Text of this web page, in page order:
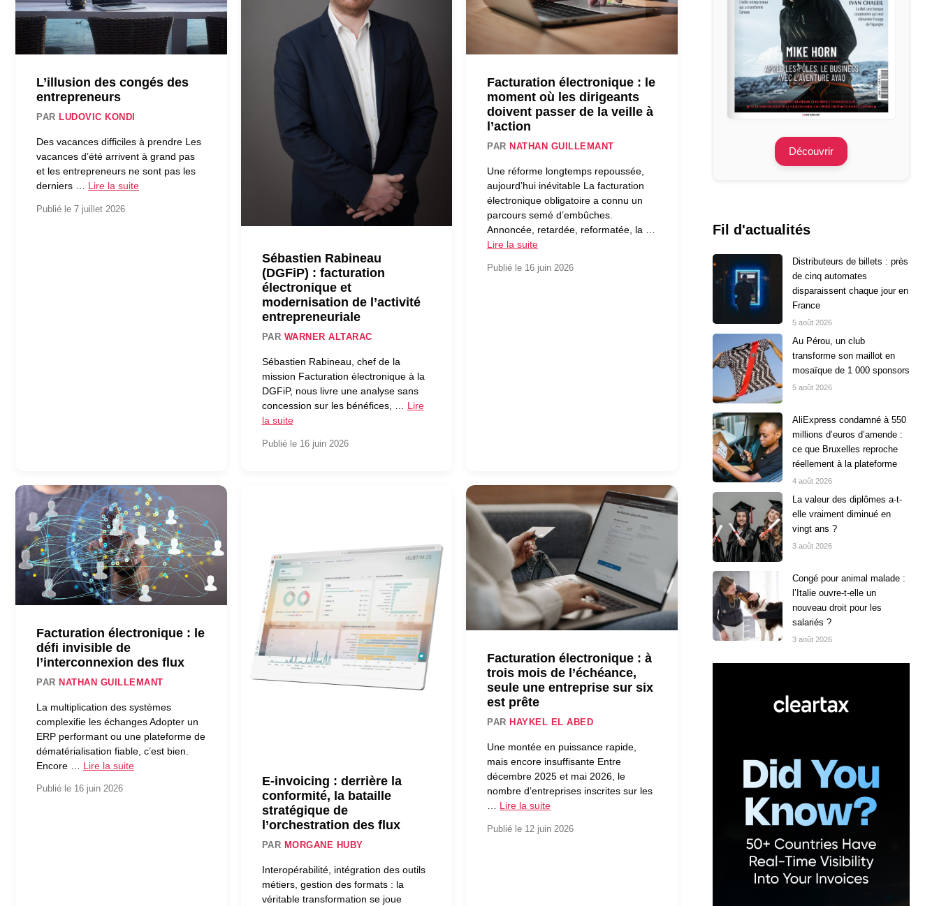
L’illusion des congés des
entrepreneurs
PAR LUDOVIC KONDI
Des vacances difficiles à prendre Les
vacances d’été arrivent à grand pas
et les entrepreneurs ne sont pas les
derniers … Lire la suite
Publié le 7 juillet 2026
Sébastien Rabineau
(DGFiP) : facturation
électronique et
modernisation de l’activité
entrepreneuriale
PAR WARNER ALTARAC
Sébastien Rabineau, chef de la
mission Facturation électronique à la
DGFiP, nous livre une analyse sans
concession sur les bénéfices, … Lire
la suite
Publié le 16 juin 2026
Facturation électronique : le
moment où les dirigeants
doivent passer de la veille à
l’action
PAR NATHAN GUILLEMANT
Une réforme longtemps repoussée,
aujourd’hui inévitable La facturation
électronique obligatoire a connu un
parcours semé d’embûches.
Annoncée, retardée, reformatée, la …
Lire la suite
Publié le 16 juin 2026
Facturation électronique : le
défi invisible de
l’interconnexion des flux
PARNATHAN GUILLEMANT
La multiplication des systèmes
complexifie les échanges Adopter un
ERP performant ou une plateforme de
dématérialisation fiable, c’est bien.
Encore … Lire la suite
Publié le 16 juin 2026
E-invoicing : derrière la
conformité, la bataille
stratégique de
l’orchestration des flux
PAR MORGANE HUBY
Interopérabilité, intégration des outils
métiers, gestion des formats : la
véritable transformation se joue
Facturation électronique : à
trois mois de l’échéance,
seule une entreprise sur six
est prête
PAR HAYKEL EL ABED
Une montée en puissance rapide,
mais encore insuffisante Entre
décembre 2025 et mai 2026, le
nombre d’entreprises inscrites sur les
Lire la suite
Publié le 12 juin 2026
Découvrir
Fil d'actualités
Distributeurs de billets : près
de cinq automates
disparaissent chaque jour en
France
5 août 2026
Au Pérou, un club
transforme son maillot en
mosaïque de 1 000 sponsors
5 août 2026
AliExpress condamné à 550
millions d’euros d’amende :
ce que Bruxelles reproche
réellement à la plateforme
4 août 2026
La valeur des diplômes a-t-
elle vraiment diminué en
vingt ans ?
3 août 2026
Congé pour animal malade :
l’Italie ouvre-t-elle un
nouveau droit pour les
salariés ?
3 août 2026